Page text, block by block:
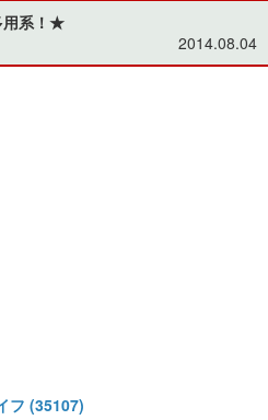
用系！★
2014.08.04
フ (35107)